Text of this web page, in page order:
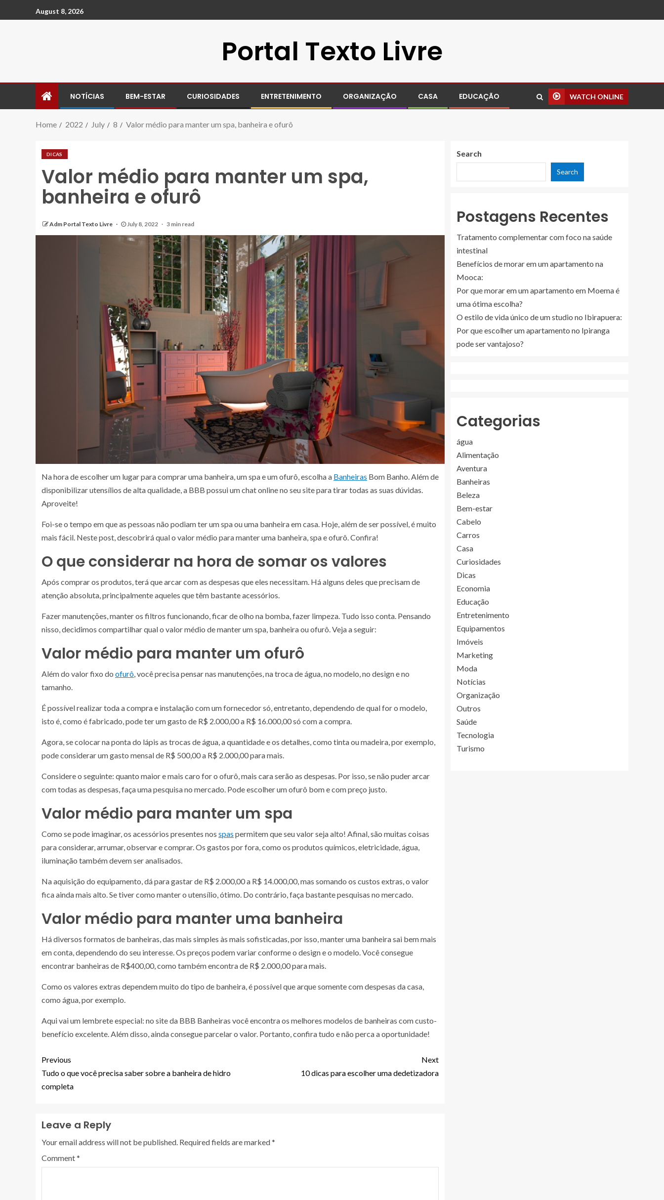
August 8, 2026
Portal Texto Livre
NOTÍCIAS BEM-ESTAR CURIOSIDADES ENTRETENIMENTO ORGANIZAÇÃO CASA EDUCAÇÃO WATCH ONLINE
Home 2022 July 8 Valor médio para manter um spa, banheira e ofurô
DICAS
Valor médio para manter um spa,
banheira e ofurô
Adm Portal Texto Livre July 8, 2022 3 min read
Na hora de escolher um lugar para comprar uma banheira, um spa e um ofurô, escolha a Banheiras Bom Banho. Além de
disponibilizar utensílios de alta qualidade, a BBB possui um chat online no seu site para tirar todas as suas dúvidas.
Aproveite!
Foi-se o tempo em que as pessoas não podiam ter um spa ou uma banheira em casa. Hoje, além de ser possível, é muito
mais fácil. Neste post, descobrirá qual o valor médio para manter uma banheira, spa e ofurô. Confira!
O que considerar na hora de somar os valores
Após comprar os produtos, terá que arcar com as despesas que eles necessitam. Há alguns deles que precisam de
atenção absoluta, principalmente aqueles que têm bastante acessórios.
Fazer manutenções, manter os filtros funcionando, ficar de olho na bomba, fazer limpeza. Tudo isso conta. Pensando
nisso, decidimos compartilhar qual o valor médio de manter um spa, banheira ou ofurô. Veja a seguir:
Valor médio para manter um ofurô
Além do valor fixo do ofurô , você precisa pensar nas manutenções, na troca de água, no modelo, no design e no
tamanho.
É possível realizar toda a compra e instalação com um fornecedor só, entretanto, dependendo de qual for o modelo,
isto é, como é fabricado, pode ter um gasto de R$ 2.000,00 a R$ 16.000,00 só com a compra.
Agora, se colocar na ponta do lápis as trocas de água, a quantidade e os detalhes, como tinta ou madeira, por exemplo,
pode considerar um gasto mensal de R$ 500,00 a R$ 2.000,00 para mais.
Considere o seguinte: quanto maior e mais caro for o ofurô, mais cara serão as despesas. Por isso, se não puder arcar
com todas as despesas, faça uma pesquisa no mercado. Pode escolher um ofurô bom e com preço justo.
Valor médio para manter um spa
Como se pode imaginar, os acessórios presentes nos spas permitem que seu valor seja alto! Afinal, são muitas coisas
para considerar, arrumar, observar e comprar. Os gastos por fora, como os produtos químicos, eletricidade, água,
iluminação também devem ser analisados.
Na aquisição do equipamento, dá para gastar de R$ 2.000,00 a R$ 14.000,00, mas somando os custos extras, o valor
fica ainda mais alto. Se tiver como manter o utensílio, ótimo. Do contrário, faça bastante pesquisas no mercado.
Valor médio para manter uma banheira
Há diversos formatos de banheiras, das mais simples às mais sofisticadas, por isso, manter uma banheira sai bem mais
em conta, dependendo do seu interesse. Os preços podem variar conforme o design e o modelo. Você consegue
encontrar banheiras de R$400,00, como também encontra de R$ 2.000,00 para mais.
Como os valores extras dependem muito do tipo de banheira, é possível que arque somente com despesas da casa,
como água, por exemplo.
Aqui vai um lembrete especial: no site da BBB Banheiras você encontra os melhores modelos de banheiras com custo-
benefício excelente. Além disso, ainda consegue parcelar o valor. Portanto, confira tudo e não perca a oportunidade!
Previous
Tudo o que você precisa saber sobre a banheira de hidro
completa
Next
10 dicas para escolher uma dedetizadora
Leave a Reply
Your email address will not be published. Required fields are marked*
Comment*
Search
Search
Postagens Recentes
Tratamento complementar com foco na saúde
intestinal
Benefícios de morar em um apartamento na
Mooca:
Por que morar em um apartamento em Moema é
uma ótima escolha?
O estilo de vida único de um studio no Ibirapuera:
Por que escolher um apartamento no Ipiranga
pode ser vantajoso?
Categorias
água
Alimentação
Aventura
Banheiras
Beleza
Bem-estar
Cabelo
Carros
Casa
Curiosidades
Dicas
Economia
Educação
Entretenimento
Equipamentos
Imóveis
Marketing
Moda
Notícias
Organização
Outros
Saúde
Tecnologia
Turismo